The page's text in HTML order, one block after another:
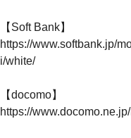
【Soft Bank】
https://www.softbank.jp/
i/white/
【docomo】
https://